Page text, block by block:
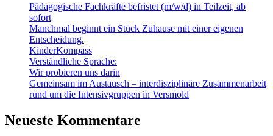
Pädagogische Fachkräfte befristet (m/w/d) in Teilzeit, ab
sofort
Manchmal beginnt ein Stück Zuhause mit einer eigenen
Entscheidung.
KinderKompass
Verständliche Sprache:
Wir probieren uns darin
Gemeinsam im Austausch – interdisziplinäre Zusammenarbeit
rund um die Intensivgruppen in Versmold
Neueste Kommentare